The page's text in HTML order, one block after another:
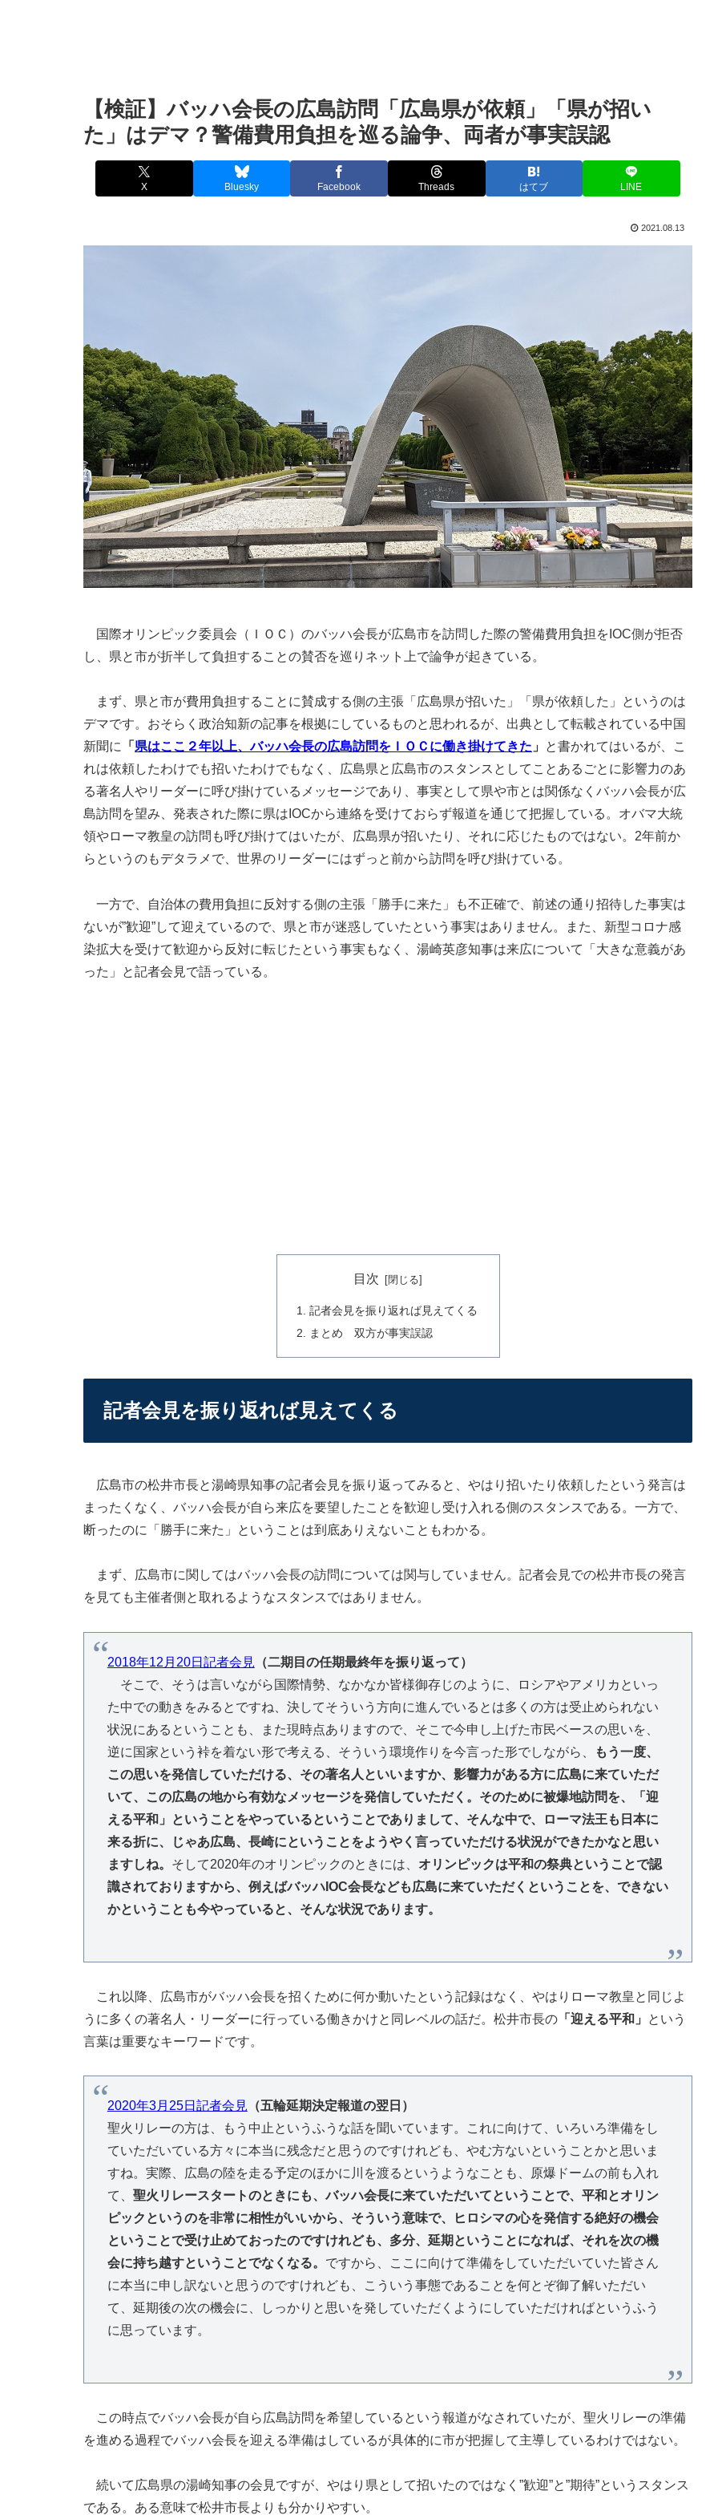
【検証】バッハ会長の広島訪問「広島県が依頼」「県が招い
た」はデマ？警備費用負担を巡る論争、両者が事実誤認
X Bluesky Facebook Threads はてブ LINE
2021.08.13
国際オリンピック委員会（ＩＯＣ）のバッハ会長が広島市を訪問した際の警備費用負担をIOC側が拒否
し、県と市が折半して負担することの賛否を巡りネット上で論争が起きている。
まず、県と市が費用負担することに賛成する側の主張「広島県が招いた」「県が依頼した」というのは
デマです。おそらく政治知新の記事を根拠にしているものと思われるが、出典として転載されている中国
新聞に
「 県はここ２年以上、バッハ会長の広島訪問をＩＯＣに働き掛けてきた 」
と書かれてはいるが、こ
れは依頼したわけでも招いたわけでもなく、広島県と広島市のスタンスとしてことあるごとに影響力のあ
る著名人やリーダーに呼び掛けているメッセージであり、事実として県や市とは関係なくバッハ会長が広
島訪問を望み、発表された際に県はIOCから連絡を受けておらず報道を通じて把握している。オバマ大統
領やローマ教皇の訪問も呼び掛けてはいたが、広島県が招いたり、それに応じたものではない。2年前か
らというのもデタラメで、世界のリーダーにはずっと前から訪問を呼び掛けている。
一方で、自治体の費用負担に反対する側の主張「勝手に来た」も不正確で、前述の通り招待した事実は
ないが”歓迎”して迎えているので、県と市が迷惑していたという事実はありません。また、新型コロナ感
染拡大を受けて歓迎から反対に転じたという事実もなく、湯崎英彦知事は来広について「大きな意義があ
った」と記者会見で語っている。
目次
記者会見を振り返れば見えてくる
まとめ 双方が事実誤認
記者会見を振り返れば見えてくる
広島市の松井市長と湯崎県知事の記者会見を振り返ってみると、やはり招いたり依頼したという発言は
まったくなく、バッハ会長が自ら来広を要望したことを歓迎し受け入れる側のスタンスである。一方で、
断ったのに「勝手に来た」ということは到底ありえないこともわかる。
まず、広島市に関してはバッハ会長の訪問については関与していません。記者会見での松井市長の発言
を見ても主催者側と取れるようなスタンスではありません。
2018年12月20日記者会見 （二期目の任期最終年を振り返って）
そこで、そうは言いながら国際情勢、なかなか皆様御存じのように、ロシアやアメリカといっ
た中での動きをみるとですね、決してそういう方向に進んでいるとは多くの方は受止められない
状況にあるということも、また現時点ありますので、そこで今申し上げた市民ベースの思いを、
逆に国家という裃を着ない形で考える、そういう環境作りを今言った形でしながら、
もう一度、
この思いを発信していただける、その著名人といいますか、影響力がある方に広島に来ていただ
いて、この広島の地から有効なメッセージを発信していただく。そのために被爆地訪問を、「迎
える平和」ということをやっているということでありまして、そんな中で、ローマ法王も日本に
来る折に、じゃあ広島、長崎にということをようやく言っていただける状況ができたかなと思い
ますしね。 そして2020年のオリンピックのときには、 オリンピックは平和の祭典ということで認
識されておりますから、例えばバッハIOC会長なども広島に来ていただくということを、できない
かということも今やっていると、そんな状況であります。
これ以降、広島市がバッハ会長を招くために何か動いたという記録はなく、やはりローマ教皇と同じよ
うに多くの著名人・リーダーに行っている働きかけと同レベルの話だ。松井市長の 「迎える平和」
という
言葉は重要なキーワードです。
2020年3月25日記者会見 （五輪延期決定報道の翌日）
聖火リレーの方は、もう中止というふうな話を聞いています。これに向けて、いろいろ準備をし
ていただいている方々に本当に残念だと思うのですけれども、やむ方ないということかと思いま
すね。実際、広島の陸を走る予定のほかに川を渡るというようなことも、原爆ドームの前も入れ
て、 聖火リレースタートのときにも、バッハ会長に来ていただいてということで、平和とオリン
ピックというのを非常に相性がいいから、そういう意味で、ヒロシマの心を発信する絶好の機会
ということで受け止めておったのですけれども、多分、延期ということになれば、それを次の機
会に持ち越すということでなくなる。 ですから、ここに向けて準備をしていただいていた皆さん
に本当に申し訳ないと思うのですけれども、こういう事態であることを何とぞ御了解いただい
て、延期後の次の機会に、しっかりと思いを発していただくようにしていただければというふう
に思っています。
この時点でバッハ会長が自ら広島訪問を希望しているという報道がなされていたが、聖火リレーの準備
を進める過程でバッハ会長を迎える準備はしているが具体的に市が把握して主導しているわけではない。
続いて広島県の湯崎知事の会見ですが、やはり県として招いたのではなく”歓迎”と”期待”というスタンス
である。ある意味で松井市長よりも分かりやすい。